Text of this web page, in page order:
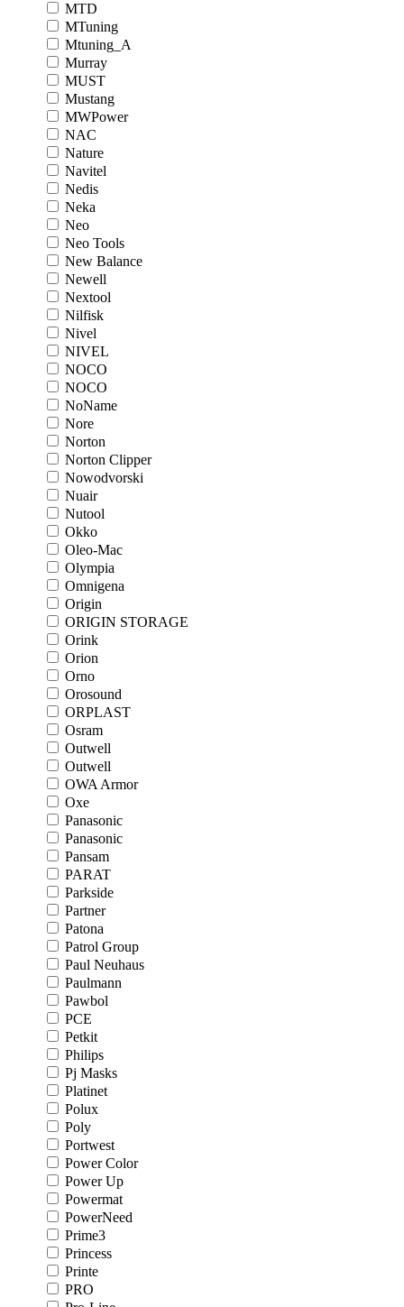
MTD
MTuning
Mtuning_A
Murray
MUST
Mustang
MWPower
NAC
Nature
Navitel
Nedis
Neka
Neo
Neo Tools
New Balance
Newell
Nextool
Nilfisk
Nivel
NIVEL
NOCO
NOCO
NoName
Nore
Norton
Norton Clipper
Nowodvorski
Nuair
Nutool
Okko
Oleo-Mac
Olympia
Omnigena
Origin
ORIGIN STORAGE
Orink
Orion
Orno
Orosound
ORPLAST
Osram
Outwell
Outwell
OWA Armor
Oxe
Panasonic
Panasonic
Pansam
PARAT
Parkside
Partner
Patona
Patrol Group
Paul Neuhaus
Paulmann
Pawbol
PCE
Petkit
Philips
Pj Masks
Platinet
Polux
Poly
Portwest
Power Color
Power Up
Powermat
PowerNeed
Prime3
Princess
Printe
PRO